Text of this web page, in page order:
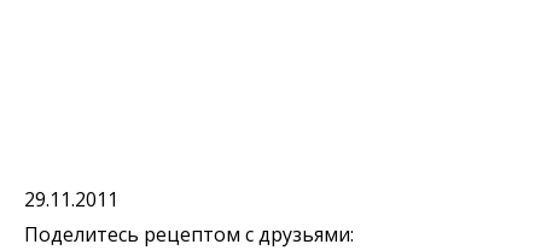
29.11.2011
Поделитесь рецептом с друзьями: